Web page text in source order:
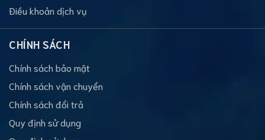
Điều khoản dịch vụ
CHÍNH SÁCH
Chính sách bảo mật
Chính sách vận chuyển
Chính sách đổi trả
Quy định sử dụng